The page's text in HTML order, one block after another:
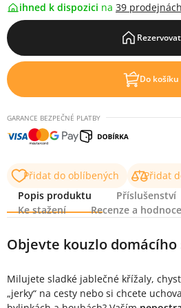
ihned k dispozici na 39 prodejnách
Rezervovat
Do košíku
GARANCE BEZPEČNÉ PLATBY
Přidat do oblíbených Přidat
Popis produktu
Příslušenství
Ke stažení
Recenze a
Popis produktu
Objevte kouzlo domácího
Milujete sladké jablečné křížaly,
„jerky“ na cesty nebo si chcete